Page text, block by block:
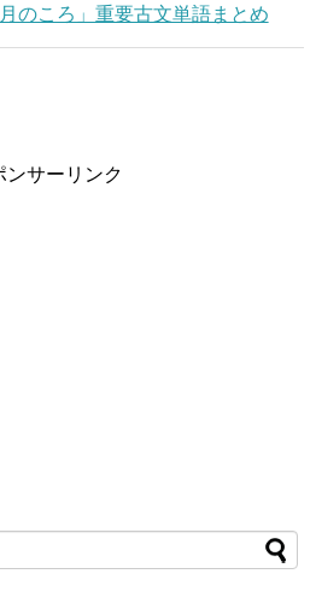
のころ」重要古文単語まとめ
ンサーリンク